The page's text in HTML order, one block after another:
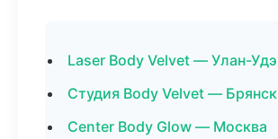
Laser Body Velvet — Улан-Удэ
Студия Body Velvet — Брянск
Center Body Glow — Москва